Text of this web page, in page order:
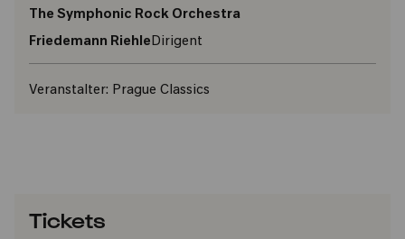
The Symphonic Rock Orchestra
Friedemann RiehleDirigent
Veranstalter: Prague Classics
Tickets